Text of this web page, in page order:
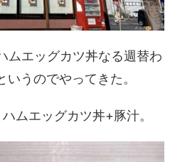
ムエッグカツ丼なる週替わ
うのでやってきた。
ムエッグカツ丼+豚汁。